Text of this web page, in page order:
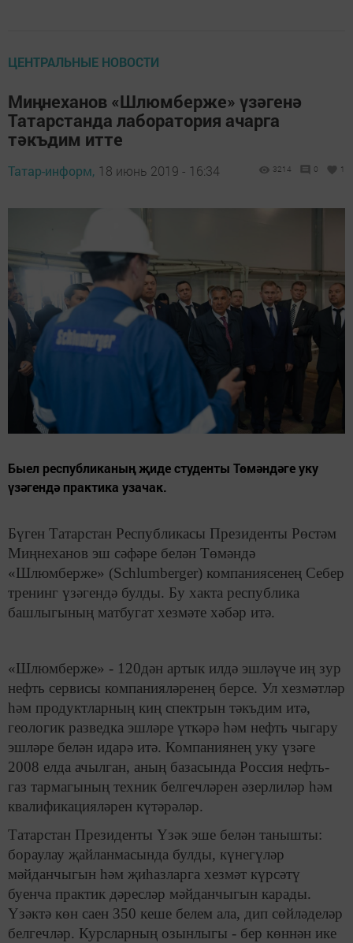
ЦЕНТРАЛЬНЫЕ НОВОСТИ
Миңнеханов «Шлюмберже» үзәгенә
Татарстанда лаборатория ачарга
тәкъдим итте
Татар-информ, 18 июнь 2019 - 16:34 3214 0 1
Быел республиканың җиде студенты Төмәндәге уку
үзәгендә практика узачак.
Бүген Татарстан Республикасы Президенты Рөстәм
Миңнеханов эш сәфәре белән Төмәндә
«Шлюмберже» (Schlumberger) компаниясенең Себер
тренинг үзәгендә булды. Бу хакта республика
башлыгының матбугат хезмәте хәбәр итә.
«Шлюмберже» - 120дән артык илдә эшләүче иң зур
нефть сервисы компанияләренең берсе. Ул хезмәтләр
һәм продуктларның киң спектрын тәкъдим итә,
геологик разведка эшләре үткәрә һәм нефть чыгару
эшләре белән идарә итә. Компаниянең уку үзәге
2008 елда ачылган, аның базасында Россия нефть-
газ тармагының техник белгечләрен әзерлиләр һәм
квалификацияләрен күтәрәләр.
Татарстан Президенты Үзәк эше белән танышты:
бораулау җайланмасында булды, күнегүләр
мәйданчыгын һәм җиһазларга хезмәт күрсәтү
буенча практик дәресләр мәйданчыгын карады.
Үзәктә көн саен 350 кеше белем ала, дип сөйләделәр
белгечләр. Курсларның озынлыгы - бер көннән ике